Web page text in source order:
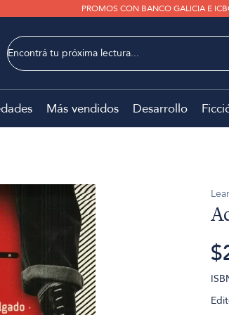
PROMOS CON BANCO GALICIA E
Más vendidos Desarrollo